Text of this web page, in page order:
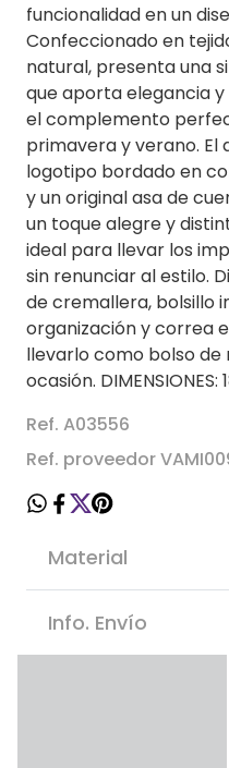
funcionalidad en un
Confeccionado en
natural, presenta una
que aporta elegancia
el complemento
primavera y verano. El
logotipo bordado en
y un original asa de
un toque alegre y
ideal para llevar los
sin renunciar al estilo.
de cremallera, bolsillo
organización y correa
llevarlo como bolso de
ocasión. DIMENSIONES:
Ref. A03556
Ref. proveedor
Material
Info. Envío